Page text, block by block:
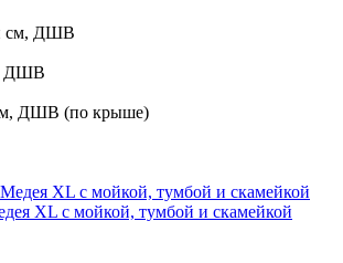
см, ДШВ
ДШВ
ДШВ (по крыше)
XL с мойкой, тумбой и скамейкой